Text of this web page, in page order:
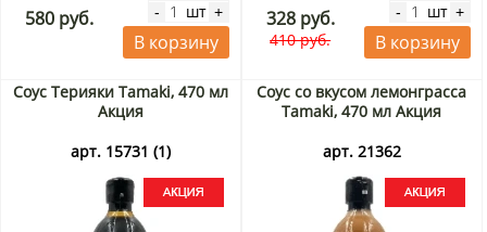
580 руб. - шт +
В корзину
328 руб.
410 руб.
- шт +
В корзину
Соус Терияки Tamaki, 470 мл
Акция
арт. 15731 (1)
Соус со вкусом лемонграсса
Tamaki, 470 мл Акция
арт. 21362